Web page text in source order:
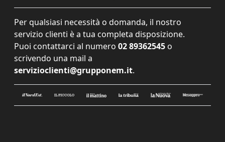
Per qualsiasi necessità o domanda, il nostro
servizio clienti è a tua completa disposizione.
Puoi contattarci al numero 02 89362545 o
scrivendo una mail a
servizioclienti@grupponem.it.